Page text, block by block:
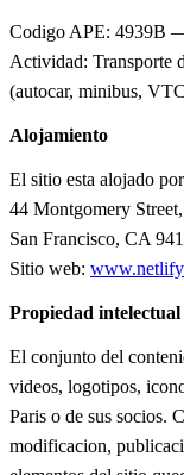
Codigo APE: 4939B
Actividad: Transporte
(autocar, minibus,
Alojamiento
El sitio esta alojado
44 Montgomery
San Francisco, CA
Sitio web:
Propiedad intelectual
El conjunto del
videos, logotipos,
Paris o de sus socios.
modificacion,